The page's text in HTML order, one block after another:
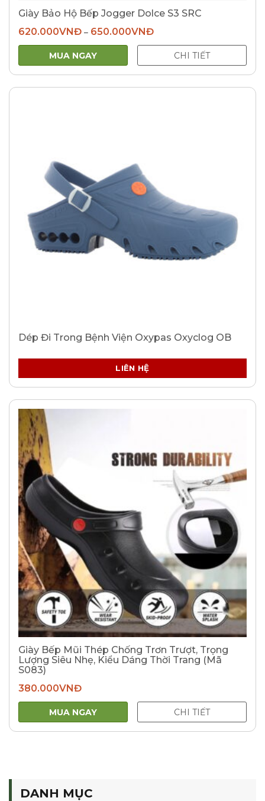
Giày Bảo Hộ Bếp Jogger Dolce S3 SRC
620.000VNĐ– 650.000VNĐ
MUA NGAY CHI TIẾT
Dép Đi Trong Bệnh Viện Oxypas Oxyclog OB
LIÊN HỆ
Giày Bếp Mũi Thép Chống Trơn Trượt, Trọng
Lượng Siêu Nhẹ, Kiểu Dáng Thời Trang (Mã
S083)
380.000VNĐ
MUA NGAY CHI TIẾT
DANH MỤC